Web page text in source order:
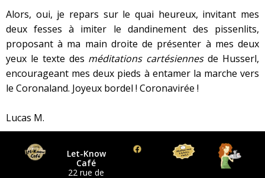
Alors, oui, je repars sur le quai heureux, invitant mes
deux fesses à imiter le dandinement des pissenlits,
proposant à ma main droite de présenter à mes deux
yeux le texte des méditations cartésiennesde Husserl,
encourageant mes deux pieds à entamer la marche vers
le Coronaland. Joyeux bordel ! Coronavirée !
Lucas M.
Let-Know
Café
22 rue de